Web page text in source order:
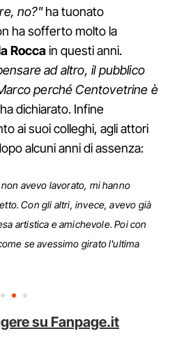
no?"ha tuonato
ha sofferto molto la
Roccain questi anni.
ad altro, il pubblico
perché Centovetrine è
dichiarato. Infine
ai suoi colleghi, agli attori
alcuni anni di assenza:
avevo lavorato, mi hanno
Con gli altri, invece, avevo già
artistica e amichevole. Poi con
se avessimo girato l'ultima
su Fanpage.it